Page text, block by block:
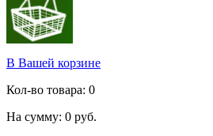
В Вашей корзине
Кол-во товара: 0
На сумму: 0 руб.